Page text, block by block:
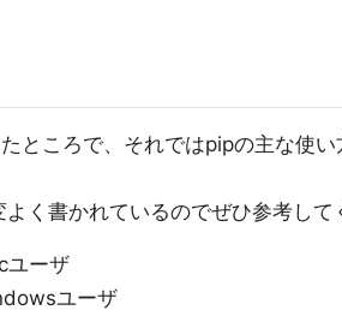
ところで、それではpipの主な使い
く書かれているのでぜひ参考して
ーザ
ユーザ